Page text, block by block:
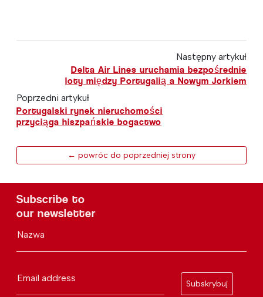
Następny artykuł
Delta Air Lines uruchamia bezpośrednie
loty między Portugalią a Nowym Jorkiem
Poprzedni artykuł
Portugalski rynek nieruchomości
przyciąga hiszpańskie bogactwo
← powróc do poprzedniej strony
Subscribe to
our newsletter
Nazwa
Email address
Subskrybuj